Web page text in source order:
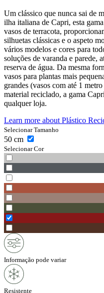
Um clássico que nunca sai de
ilha italiana de Capri, esta
vasos de terracota,
silhuetas clássicas e o aspeto
vários modelos e cores para
soluções de varanda e parede,
reserva de água. Da mesma
vasos para plantas mais
grandes (vasos com até 1
material reciclado, a gama
qualquer loja.
Learn more about Plástico
Selecionar Tamanho
50 cm
Selecionar Cor
Informação pode variar
Resistente